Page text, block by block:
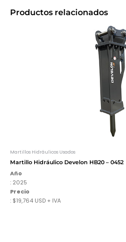
Productos relacionados
Martillos Hidráulicos Usados
Martillo Hidráulico Develon HB20 – 0452
Año
: 2025
Precio
: $19,764 USD + IVA